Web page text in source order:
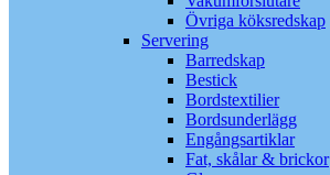
Övriga köksredskap
Servering
Barredskap
Bestick
Bordstextilier
Bordsunderlägg
Engångsartiklar
Fat, skålar & brickor